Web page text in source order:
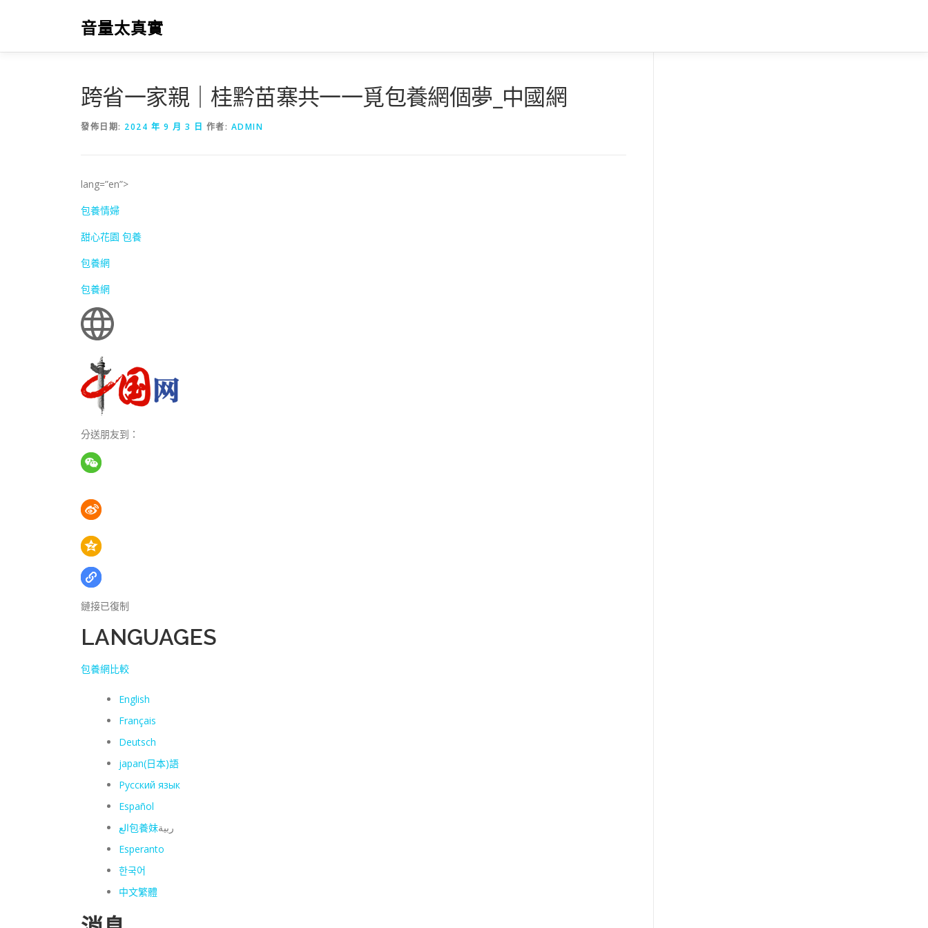
要
音量太真實
跨省一家親｜桂黔苗寨共一一覓包養網個夢_中國網
發佈日期: 2024 年 9 月 3 日 作者: ADMIN
lang=”en”>
包養情婦
甜心花園 包養
包養網
包養網
分送朋友到：
鏈接已復制
LANGUAGES
包養網比較
English
Français
Deutsch
japan(日本)語
Русский язык
Español
الع包養妹ربية
Esperanto
한국어
中文繁體